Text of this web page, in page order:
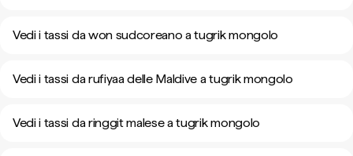
Vedi i tassi da won sudcoreano a tugrik mongolo
Vedi i tassi da rufiyaa delle Maldive a tugrik mongolo
Vedi i tassi da ringgit malese a tugrik mongolo